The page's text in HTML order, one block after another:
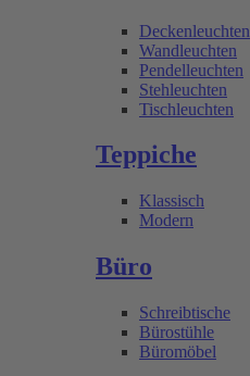
Deckenleuchten
Wandleuchten
Pendelleuchten
Stehleuchten
Tischleuchten
Teppiche
Klassisch
Modern
Büro
Schreibtische
Bürostühle
Büromöbel